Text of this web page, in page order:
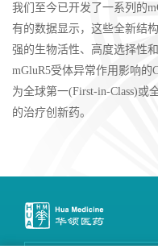
我们至今已开发了一系列的
有的数据显示，这些全新结
强的生物活性、高度选择性
mGluR5受体异常作用影响
为全球第一(First-in-Class)或
的治疗创新药。